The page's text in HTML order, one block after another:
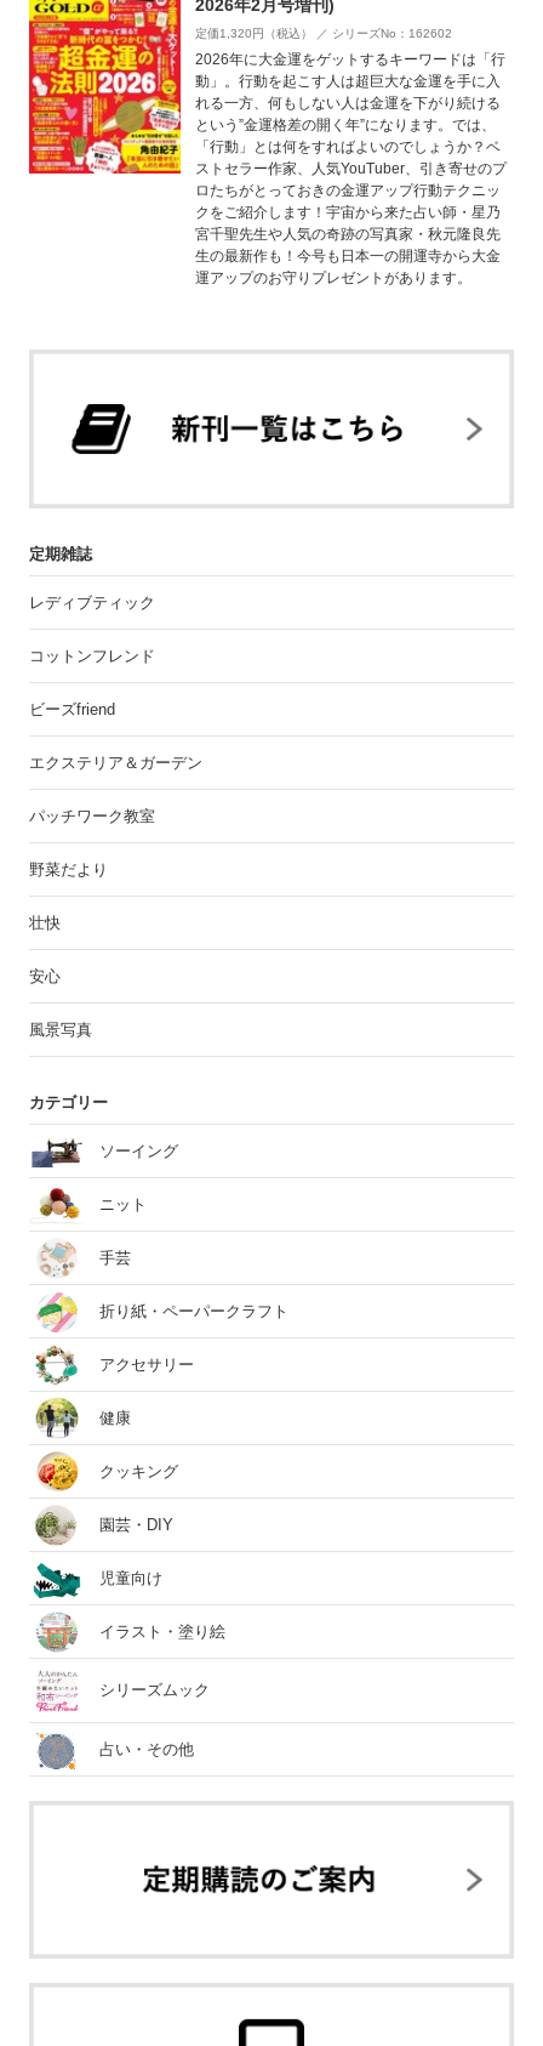
2026年2月号増刊)
定価1,320円（税込） ／ シリーズNo：162602
2026年に大金運をゲットするキーワードは「行
動」。行動を起こす人は超巨大な金運を手に入
れる一方、何もしない人は金運を下がり続ける
という”金運格差の開く年”になります。では、
「行動」とは何をすればよいのでしょうか？ベ
ストセラー作家、人気YouTuber、引き寄せのプ
ロたちがとっておきの金運アップ行動テクニッ
クをご紹介します！宇宙から来た占い師・星乃
宮千聖先生や人気の奇跡の写真家・秋元隆良先
生の最新作も！今号も日本一の開運寺から大金
運アップのお守りプレゼントがあります。
定期雑誌
レディブティック
コットンフレンド
ビーズfriend
エクステリア＆ガーデン
パッチワーク教室
野菜だより
壮快
安心
風景写真
カテゴリー
ソーイング
ニット
手芸
折り紙・ペーパークラフト
アクセサリー
健康
クッキング
園芸・DIY
児童向け
イラスト・塗り絵
シリーズムック
占い・その他